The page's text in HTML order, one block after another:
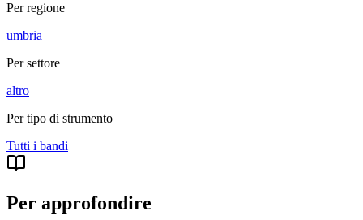
Per regione
umbria
Per settore
altro
Per tipo di strumento
Tutti i bandi
Per approfondire